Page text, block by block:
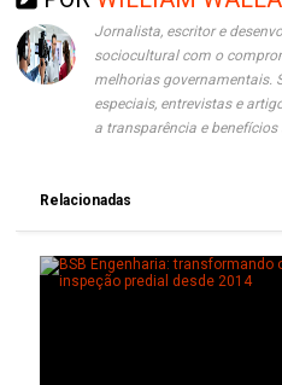
Jornalista, escritor e
sociocultural com o
melhorias governamentais.
especiais, entrevistas e
a transparência e benefícios
Relacionadas